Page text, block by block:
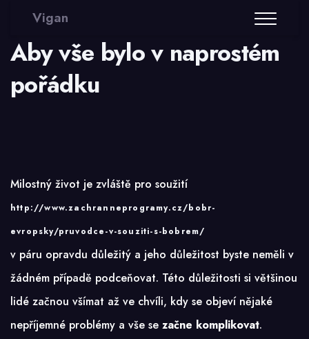
Vigan
Aby vše bylo v naprostém
pořádku
Milostný život je zvláště pro soužití
http://www.zachranneprogramy.cz/bobr-
evropsky/pruvodce-v-souziti-s-bobrem/
v páru opravdu důležitý a jeho důležitost byste neměli v
žádném případě podceňovat. Této důležitosti si většinou
lidé začnou všímat až ve chvíli, kdy se objeví nějaké
nepříjemné problémy a vše se začne komplikovat.